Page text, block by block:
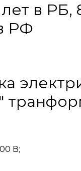
в РБ,
РФ
В;